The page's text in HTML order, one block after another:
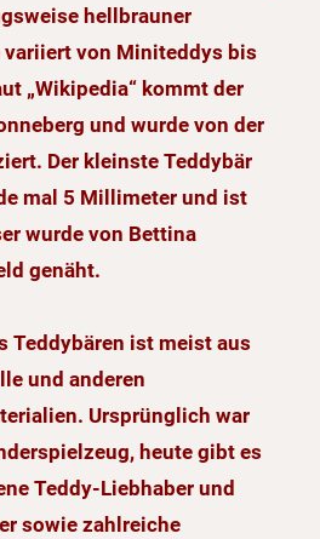
hellbrauner
variiert von Miniteddys bis
„Wikipedia“ kommt der
und wurde von der
Der kleinste Teddybär
mal 5 Millimeter und ist
wurde von Bettina
genäht.
Teddybären ist meist aus
und anderen
Ursprünglich war
heute gibt es
Teddy-Liebhaber und
sowie zahlreiche